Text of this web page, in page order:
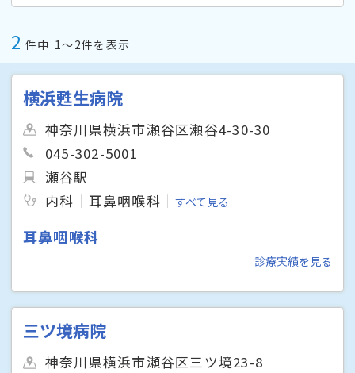
2 件中 1〜2件を表示
横浜甦生病院
神奈川県横浜市瀬谷区瀬谷4-30-30
045-302-5001
瀬谷駅
内科
耳鼻咽喉科 すべて見る
耳鼻咽喉科
診療実績を見る
三ツ境病院
神奈川県横浜市瀬谷区三ツ境23-8